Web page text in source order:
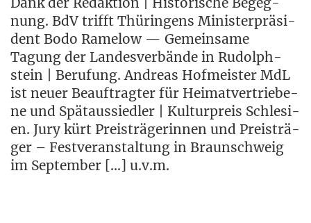
nung. BdV trifft Thü­rin­gens Minis­ter­prä­si­
dent Bodo Rame­low — Gemein­sa­me
Tagung der Lan­des­ver­bän­de in Rudolph­
stein | Beru­fung. Andre­as Hof­meis­ter MdL
ist neu­er Beauf­trag­ter für Hei­mat­ver­trie­be­
ne und Spät­aus­sied­ler | Kul­tur­preis Schle­si­
en. Jury kürt Preis­trä­ge­rin­nen und Preis­trä­
ger – Fest­ver­an­stal­tung in Braun­schweig
im Sep­tem­ber […] u.v.m.